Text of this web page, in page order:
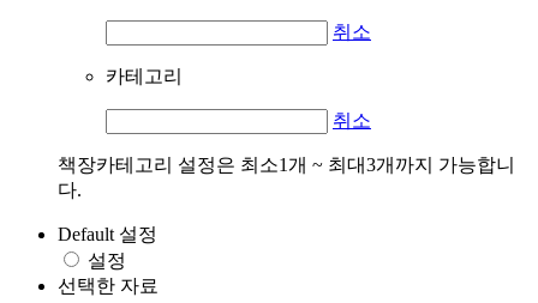
취소
카테고리
취소
책장카테고리 설정은 최소1개 ~ 최대3개까지 가능합니
다.
Default 설정
설정
선택한 자료